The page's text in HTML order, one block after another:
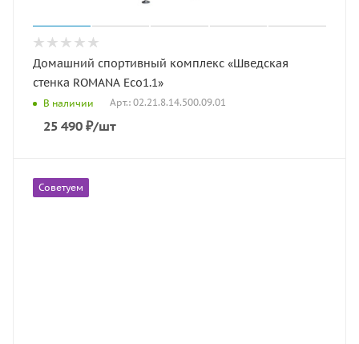
Домашний спортивный комплекс «Шведская
стенка ROMANA Eco1.1»
В наличии Арт.: 02.21.8.14.500.09.01
25 490 ₽/шт
Советуем